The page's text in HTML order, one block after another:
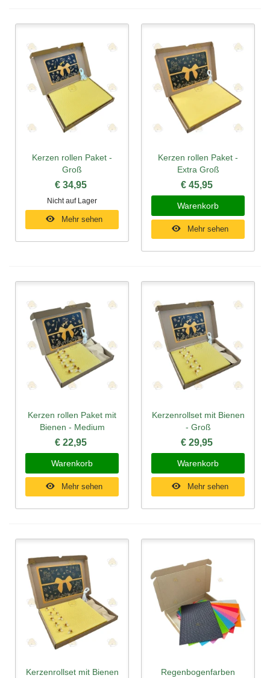
Kerzen rollen Paket -
Groß
€ 34,95
Nicht auf Lager
Mehr sehen
Kerzen rollen Paket -
Extra Groß
€ 45,95
Warenkorb
Mehr sehen
Kerzen rollen Paket mit
Bienen - Medium
€ 22,95
Warenkorb
Mehr sehen
Kerzenrollset mit Bienen
- Groß
€ 29,95
Warenkorb
Mehr sehen
Kerzenrollset mit Bienen
Regenbogenfarben